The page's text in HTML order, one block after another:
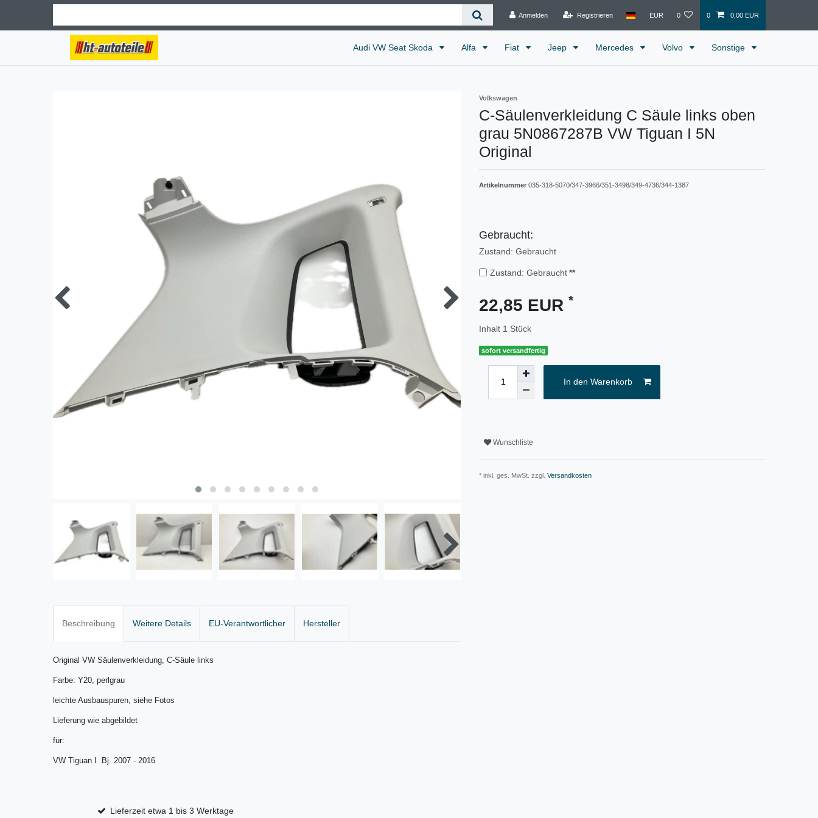
Anmelden Registrieren EUR 0 0 0,00 EUR
Audi VW Seat Skoda Alfa Fiat Jeep Mercedes Volvo Sonstige
Volkswagen
C-Säulenverkleidung C Säule links oben
grau 5N0867287B VW Tiguan I 5N
Original
Artikelnummer 035-318-5070/347-3966/351-3498/349-4736/344-1387
Gebraucht:
Zustand: Gebraucht
Zustand: Gebraucht **
22,85 EUR *
Inhalt 1 Stück
sofort versandfertig
In den Warenkorb
Wunschliste
* inkl. ges. MwSt. zzgl. Versandkosten
Beschreibung Weitere Details EU-Verantwortlicher Hersteller
Original VW Säulenverkleidung, C-Säule links
Farbe: Y20, perlgrau
leichte Ausbauspuren, siehe Fotos
Lieferung wie abgebildet
für:
VW Tiguan I Bj. 2007 - 2016
Lieferzeit etwa 1 bis 3 Werktage